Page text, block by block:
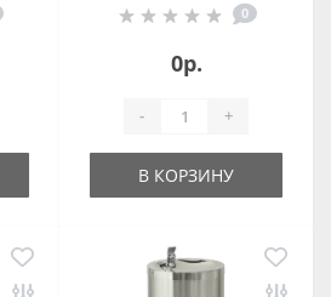
автоматической
0
0р.
- +
В КОРЗИНУ